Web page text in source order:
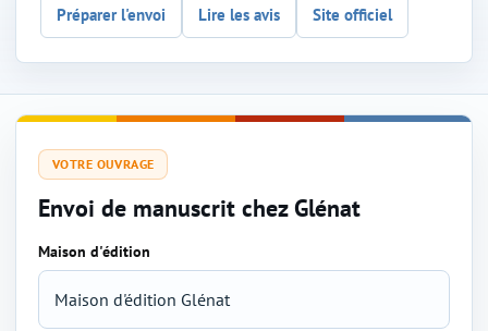
Préparer l'envoi Lire les avis Site officiel
VOTRE OUVRAGE
Envoi de manuscrit chez Glénat
Sélection de l'éditeur et du genre
Maison d'édition